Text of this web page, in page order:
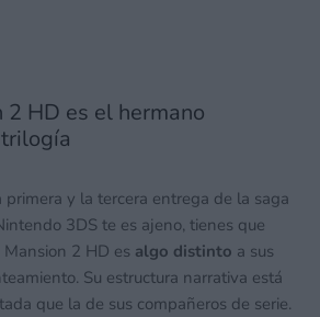
2 HD es el hermano
primera y la tercera entrega de la saga
3DS te es ajeno, tienes que
Mansion 2 HD es algo distinto a sus
Su estructura narrativa está
que la de sus compañeros de serie.